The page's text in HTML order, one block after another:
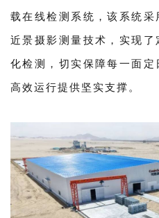
载在线检测系统，该系统
近景摄影测量技术，实现
化检测，切实保障每一面
高效运行提供坚实支撑。